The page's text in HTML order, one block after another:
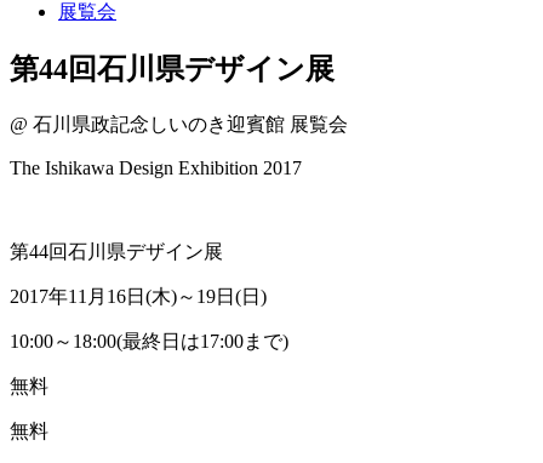
展覧会
第44回石川県デザイン展
@ 石川県政記念しいのき迎賓館 展覧会
The Ishikawa Design Exhibition 2017
第44回石川県デザイン展
2017年11月16日(木)～19日(日)
10:00～18:00(最終日は17:00まで)
無料
無料